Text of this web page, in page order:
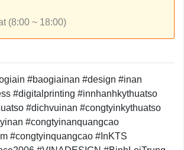
(8:00 ~ 18:00)
#baogiainan #design #inan
#digitalprinting #innhanhkythuatso
#dichvuinan #congtyinkythuatso
#congtyinanquangcao
#congtyinquangcao #InKTS